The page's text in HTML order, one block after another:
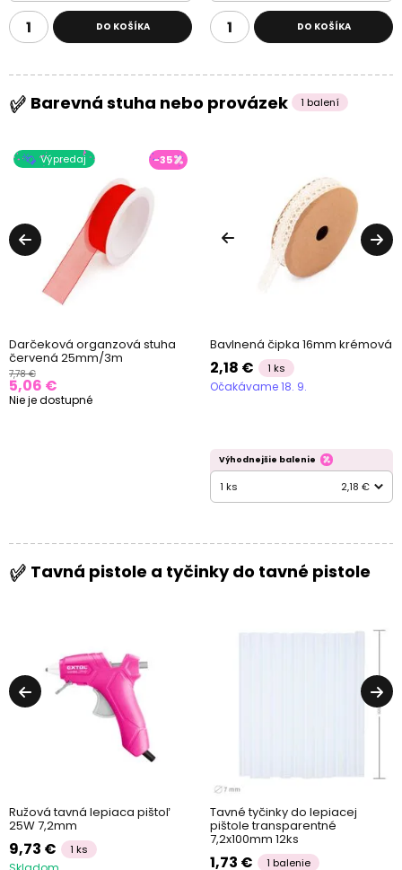
DO KOŠÍKA DO KOŠÍKA
Barevná stuha nebo provázek 1 balení
Výpredaj -35
Darčeková organzová stuha
červená 25mm/3m
7,78 €
5,06 €
Nie je dostupné
Bavlnená čipka 16mm krémová
2,18 € 1 ks
Očakávame 18. 9.
Výhodnejšie balenie
1 ks 2,18 €
Tavná pistole a tyčinky do tavné pistole
Ružová tavná lepiaca pištoľ
25W 7,2mm
9,73 € 1 ks
Tavné tyčinky do lepiacej
pištole transparentné
7,2x100mm 12ks
1,73 € 1 balenie